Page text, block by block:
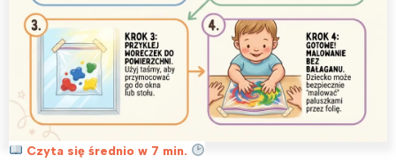
Czyta się średnio w 7 min.